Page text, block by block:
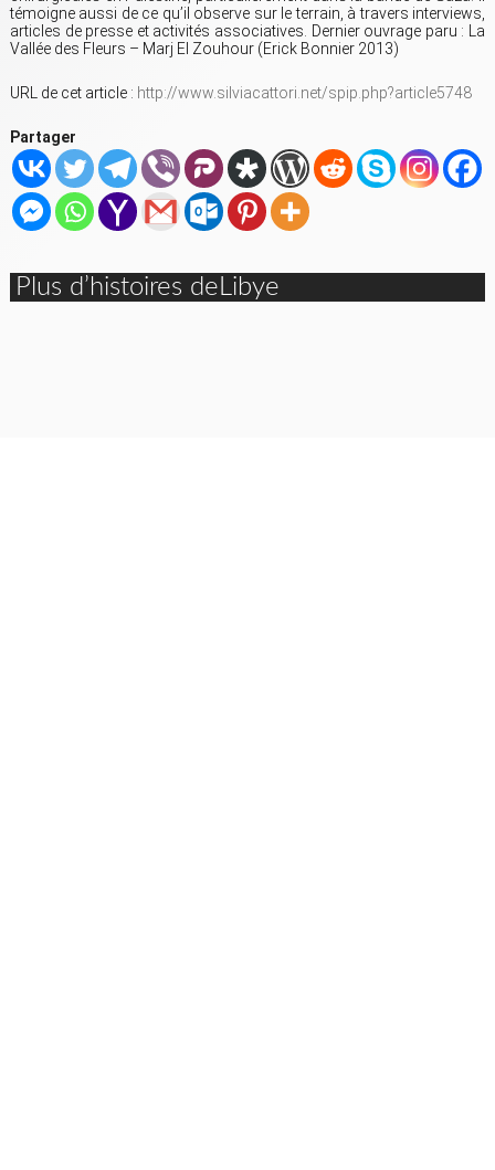
témoigne aussi de ce qu’il observe sur le terrain, à travers interviews,
articles de presse et activités associatives. Dernier ouvrage paru : La
Vallée des Fleurs – Marj El Zouhour (Erick Bonnier 2013)
URL de cet article : http://www.silviacattori.net/spip.php?article5748
Partager
Plus d’histoires deLibye